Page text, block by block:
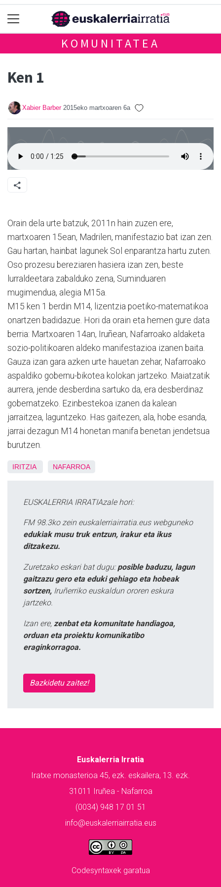
KOMUNITATEA
Ken 1
Xabier Barber 2015eko martxoaren 6a
Orain dela urte batzuk, 2011n hain zuzen ere,
martxoaren 15ean, Madrilen, manifestazio bat izan zen.
Gau hartan, hainbat lagunek Sol enparantza hartu zuten.
Oso prozesu bereziaren hasiera izan zen, beste
lurraldeetara zabalduko zena, Suminduaren
mugimendua, alegia M15a.
M15 ken 1 berdin M14, lizentzia poetiko-matematikoa
onartzen badidazue. Hori da orain eta hemen gure data
berria: Martxoaren 14an, Iruñean, Nafarroako aldaketa
sozio-politikoaren aldeko manifestazioa izanen baita.
Gauza izan gara azken urte hauetan zehar, Nafarroako
aspaldiko gobernu-bikotea kolokan jartzeko. Maiatzatik
aurrera, jende desberdina sartuko da, era desberdinaz
gobernatzeko. Ezinbestekoa izanen da kalean
jarraitzea, laguntzeko. Has gaitezen, ala, hobe esanda,
jarrai dezagun M14 honetan manifa benetan jendetsua
burutzen.
IRITZIA NAFARROA
EUSKALERRIA IRRATIAzale hori:
FM 98.3ko zein euskalerriairratia.eus webguneko
edukiak musu truk entzun, irakur eta ikus
ditzakezu.
Zuretzako eskari bat dugu: posible baduzu, lagun
gaitzazu gero eta eduki gehiago eta hobeak
sortzen, Iruñerriko euskaldun ororen eskura
jartzeko.
Izan ere, zenbat eta komunitate handiagoa,
orduan eta proiektu komunikatibo
eraginkorragoa.
Bazkidetu zaitez!
Euskalerria Irratia
Iratxe monasterioa 45, ezk. eskailera, 13. ezk.
31011 Iruñea - Nafarroa
(0034) 948 17 01 51
info@euskalerriairratia.eus
Codesyntaxek garatua